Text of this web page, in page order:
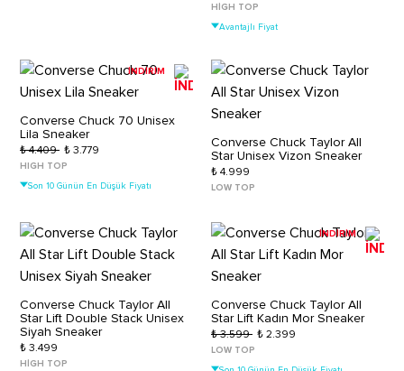
HIGH TOP
Avantajlı Fiyat
İNDİRİM
Converse Chuck 70 Unisex
Lila Sneaker
₺ 4.409 ₺ 3.779
HIGH TOP
Son 10 Günün En Düşük Fiyatı
Converse Chuck Taylor All
Star Unisex Vizon Sneaker
₺ 4.999
LOW TOP
Converse Chuck Taylor All
Star Lift Double Stack Unisex
Siyah Sneaker
₺ 3.499
HIGH TOP
İNDİRİM
Converse Chuck Taylor All
Star Lift Kadın Mor Sneaker
₺ 3.599 ₺ 2.399
LOW TOP